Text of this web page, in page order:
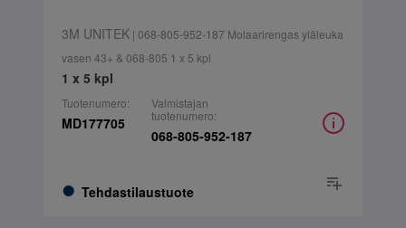
3M UNITEK| 068-805-952-187 Molaarirengas yläleuka
vasen 43+ & 068-805 1 x 5 kpl
1 x 5 kpl
Tuotenumero:
MD177705
Tehdastilaustuote
Valmistajan
tuotenumero:
068-805-952-187